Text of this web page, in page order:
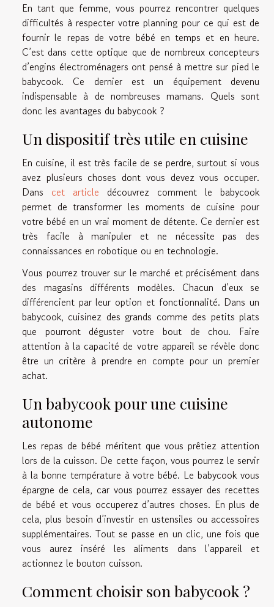
En tant que femme, vous pourrez rencontrer quelques
difficultés à respecter votre planning pour ce qui est de
fournir le repas de votre bébé en temps et en heure.
C’est dans cette optique que de nombreux concepteurs
d’engins électroménagers ont pensé à mettre sur pied le
babycook. Ce dernier est un équipement devenu
indispensable à de nombreuses mamans. Quels sont
donc les avantages du babycook ?
Un dispositif très utile en cuisine
En cuisine, il est très facile de se perdre, surtout si vous
avez plusieurs choses dont vous devez vous occuper.
Dans cet article découvrez comment le babycook
permet de transformer les moments de cuisine pour
votre bébé en un vrai moment de détente. Ce dernier est
très facile à manipuler et ne nécessite pas des
connaissances en robotique ou en technologie.
Vous pourrez trouver sur le marché et précisément dans
des magasins différents modèles. Chacun d’eux se
différencient par leur option et fonctionnalité. Dans un
babycook, cuisinez des grands comme des petits plats
que pourront déguster votre bout de chou. Faire
attention à la capacité de votre appareil se révèle donc
être un critère à prendre en compte pour un premier
achat.
Un babycook pour une cuisine
autonome
Les repas de bébé méritent que vous prêtiez attention
lors de la cuisson. De cette façon, vous pourrez le servir
à la bonne température à votre bébé. Le babycook vous
épargne de cela, car vous pourrez essayer des recettes
de bébé et vous occuperez d’autres choses. En plus de
cela, plus besoin d’investir en ustensiles ou accessoires
supplémentaires. Tout se passe en un clic, une fois que
vous aurez inséré les aliments dans l’appareil et
actionnez le bouton cuisson.
Comment choisir son babycook ?